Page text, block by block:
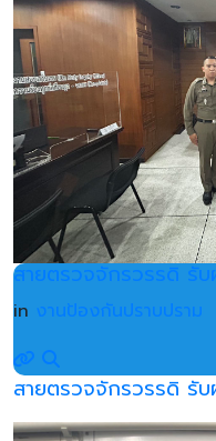
สายตรวจจักรวรรดิ รับ
in งานป้องกันปราบปราม
สายตรวจจักรวรรดิ รับ